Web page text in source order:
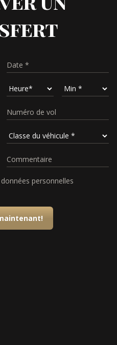
personnelles